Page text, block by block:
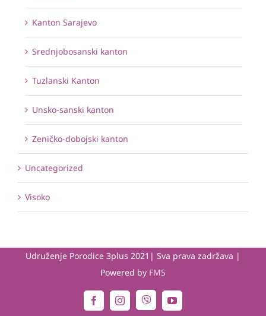
Kanton Sarajevo
Srednjobosanski kanton
Tuzlanski Kanton
Unsko-sanski kanton
Zeničko-dobojski kanton
Uncategorized
Visoko
Udruženje Porodice 3plus 2021| Sva prava zadržava |
Powered by FMS
FacebookInstagramViber YouTube